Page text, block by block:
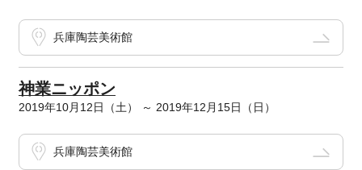
兵庫陶芸美術館
神業ニッポン
2019年10月12日（土） ～ 2019年12月15日（日）
兵庫陶芸美術館